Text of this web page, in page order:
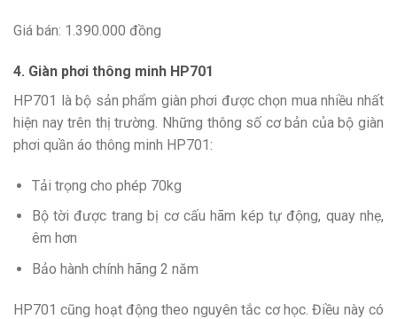
Giá bán: 1.390.000 đồng
4. Giàn phơi thông minh HP701
HP701 là bộ sản phẩm giàn phơi được chọn mua nhiều nhất
hiện nay trên thị trường. Những thông số cơ bản của bộ giàn
phơi quần áo thông minh HP701:
Tải trọng cho phép 70kg
Bộ tời được trang bị cơ cấu hãm kép tự động, quay nhẹ,
êm hơn
Bảo hành chính hãng 2 năm
HP701 cũng hoạt động theo nguyên tắc cơ học. Điều này có